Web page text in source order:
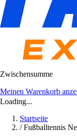
Zwischensumme
Meinen Warenkorb
Loading...
Startseite
/ Fußballtennis